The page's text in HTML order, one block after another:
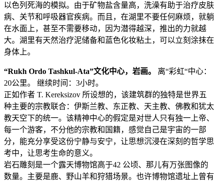
以色列死海的模拟。由于矿物盐含量高，洗澡有助于治疗皮肤
病、关节和呼吸器官疾病。而且，在湖里不要任何麻烦，就躺
在水面上，甚至不需要移动，因为潜得越深，推出的力就越
大。湖里有天然治疗泥储备和蓝色化妆粘土，可以立刻涂抹在
身体上。
“Rukh Ordo Tashkul-Ata”文化中心，岩画。
离“彩虹“中心：
20公里。 继续时间：3小时。
正如作者 T. Kereksizov 所设想的，该建筑群的独特是世界五
种主要的宗教联合：伊斯兰教、东正教、天主教、佛教和犹太
教天空下的统一。该精神中心的假定是对世人只有独一上帝、
每一个游客，不分他的宗教和国籍，感觉自己是宇宙的一部
分，能充分享受这份宁静与安宁，让思想沉浸在深刻的哲学思
考中，让思考生命的意义。
岩石雕刻是一个露天博物馆高于42 公顷、那儿有万张图像的
数量。主要是鹿、野山羊和狩猎场景。也许博物馆遗址上曾有